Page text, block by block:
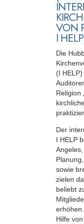
VON
I
Die
(I
Religion
Der
I HELP
sowie
zielen
beliebt
Hilfe